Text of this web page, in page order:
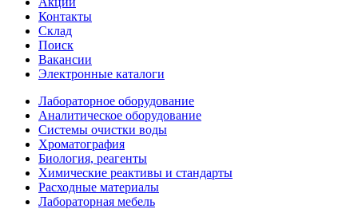
Контакты
Склад
Поиск
Вакансии
Электронные каталоги
Лабораторное оборудование
Аналитическое оборудование
Системы очистки воды
Хроматография
Биология, реагенты
Химические реактивы и стандарты
Расходные материалы
Лабораторная мебель